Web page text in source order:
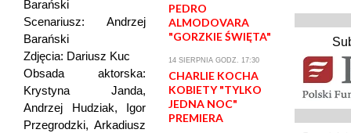
Barański
Scenariusz: Andrzej
Barański
Zdjęcia: Dariusz Kuc
Obsada aktorska:
Krystyna Janda,
Andrzej Hudziak, Igor
Przegrodzki, Arkadiusz
PEDRO
ALMODOVARA
"GORZKIE ŚWIĘTA"
14 SIERPNIA GODZ. 17:30
CHARLIE KOCHA
KOBIETY "TYLKO
JEDNA NOC"
PREMIERA